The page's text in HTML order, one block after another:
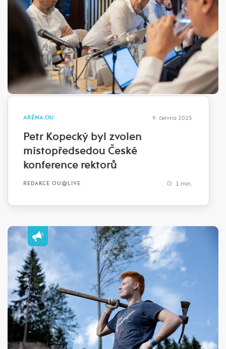
ARÉNA OU 9. června 2025
Petr Kopecký byl zvolen
místopředsedou České
konference rektorů
REDAKCE OU@LIVE 1 min.